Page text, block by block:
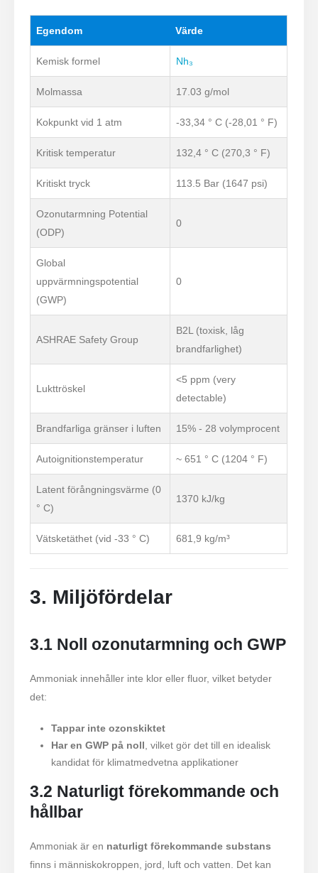
Egendom Värde
Kemisk formel Nh₃
Molmassa 17.03 g/mol
Kokpunkt vid 1 atm -33,34 ° C (-28,01 ° F)
Kritisk temperatur 132,4 ° C (270,3 ° F)
Kritiskt tryck 113.5 Bar (1647 psi)
Ozonutarmning Potential
(ODP)
0
Global
uppvärmningspotential
(GWP)
0
ASHRAE Safety Group
B2L ​​(toxisk, låg
brandfarlighet)
Lukttröskel
<5 ppm (very
detectable)
Brandfarliga gränser i luften 15% - 28 volymprocent
Autoignitionstemperatur ~ 651 ° C (1204 ° F)
Latent förångningsvärme (0
° C)
1370 kJ/kg
Vätsketäthet (vid -33 ° C) 681,9 kg/m³
3. Miljöfördelar
3.1 Noll ozonutarmning och GWP
Ammoniak innehåller inte klor eller fluor, vilket betyder
det:
Tappar inte ozonskiktet
Har en GWP på noll , vilket gör det till en idealisk
kandidat för klimatmedvetna applikationer
3.2 Naturligt förekommande och
hållbar
Ammoniak är en naturligt förekommande substans
finns i människokroppen, jord, luft och vatten. Det kan